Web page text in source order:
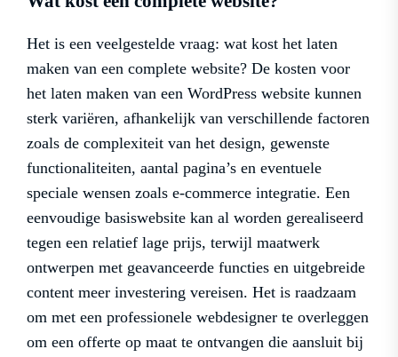
Het is een veelgestelde vraag: wat kost het laten
maken van een complete website? De kosten voor
het laten maken van een WordPress website kunnen
sterk variëren, afhankelijk van verschillende factoren
zoals de complexiteit van het design, gewenste
functionaliteiten, aantal pagina’s en eventuele
speciale wensen zoals e-commerce integratie. Een
eenvoudige basiswebsite kan al worden gerealiseerd
tegen een relatief lage prijs, terwijl maatwerk
ontwerpen met geavanceerde functies en uitgebreide
content meer investering vereisen. Het is raadzaam
om met een professionele webdesigner te overleggen
om een offerte op maat te ontvangen die aansluit bij